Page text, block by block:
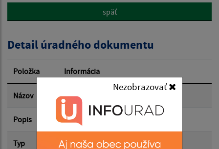
Nezobrazovať
Popis:
Dátum zverejnenia od:
Dátum zverejnenia do:
Filtrovať Reset
späť
Detail úradného dokumentu
Položka Informácia
Názov Referendum
Popis Prenosná urna
Typ
Voľby/Referendá